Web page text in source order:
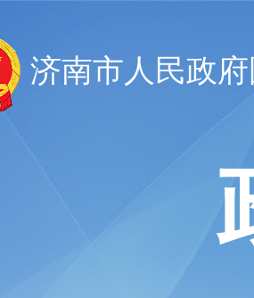
济南市人民政